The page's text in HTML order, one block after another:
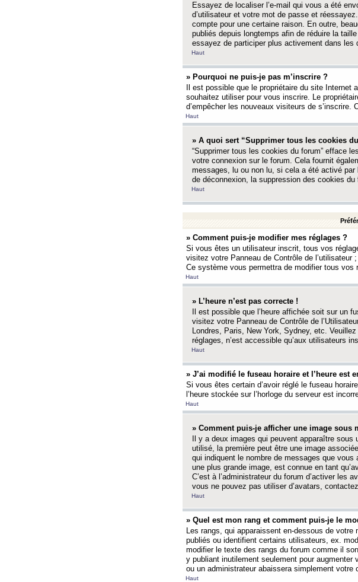
Essayez de localiser l’e-mail qui vous a été
d’utilisateur et votre mot de passe et
compte pour une certaine raison. En outre,
publiés depuis longtemps afin de réduire la
essayez de participer plus activement dans les
Haut
» Pourquoi ne puis-je pas m’inscrire ?
Il est possible que le propriétaire du site
souhaitez utiliser pour vous inscrire. Le
d’empêcher les nouveaux visiteurs de s’inscrire.
Haut
» A quoi sert “Supprimer tous les cookies
“Supprimer tous les cookies du forum” efface
votre connexion sur le forum. Cela fournit
messages, lu ou non lu, si cela a été activé
de déconnexion, la suppression des cookies du
Haut
» Comment puis-je modifier mes réglages ?
Si vous êtes un utilisateur inscrit, tous vos
visitez votre Panneau de Contrôle de
Ce système vous permettra de modifier tous vos
Haut
» L’heure n’est pas correcte !
Il est possible que l’heure affichée soit sur un
visitez votre Panneau de Contrôle de
Londres, Paris, New York, Sydney, etc.
réglages, n’est accessible qu’aux utilisateurs
Haut
» J’ai modifié le fuseau horaire et l’heure est
Si vous êtes certain d’avoir réglé le fuseau
l’heure stockée sur l’horloge du serveur est
Haut
» Comment puis-je afficher une image sous
Il y a deux images qui peuvent apparaître
utilisé, la première peut être une image
qui indiquent le nombre de messages que
une plus grande image, est connue en tant
C’est à l’administrateur du forum d’activer les
vous ne pouvez pas utiliser d’avatars,
Haut
» Quel est mon rang et comment puis-je le
Les rangs, qui apparaissent en-dessous de
publiés ou identifient certains utilisateurs, ex.
modifier le texte des rangs du forum comme il
y publiant inutilement seulement pour
ou un administrateur abaissera simplement votre
Haut